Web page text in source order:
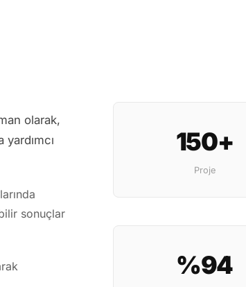
olarak,
sonuçlar
150+
Proje
%94